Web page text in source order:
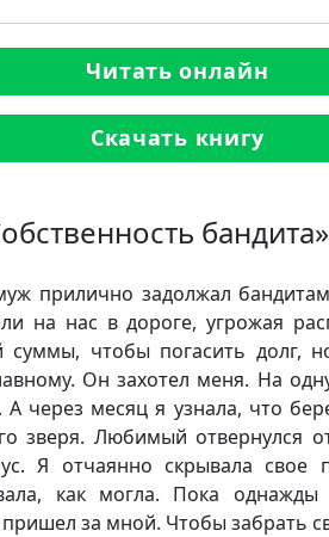
Читать онлайн
Скачать книгу
прилично задолжал
на нас в дороге, угрожая
суммы, чтобы погасить долг,
Он захотел меня. На
А через месяц я узнала, что
зверя. Любимый отвернулся
Я отчаянно скрывала свое
как могла. Пока
за мной. Чтобы забрать